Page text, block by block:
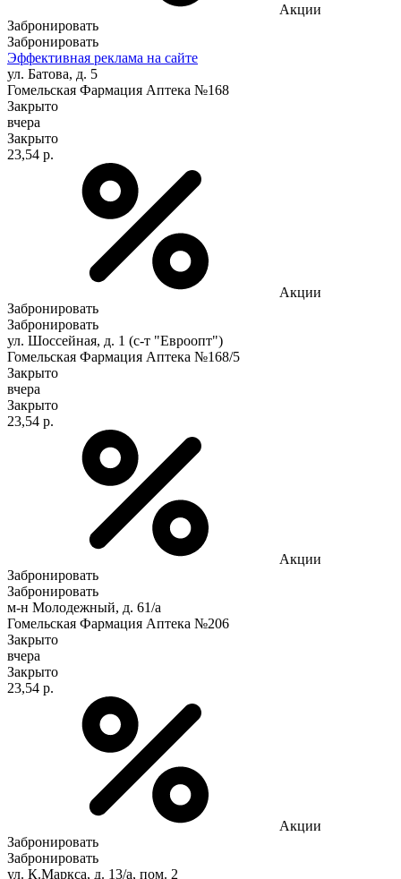
Акции
Забронировать
Забронировать
Эффективная реклама на сайте
ул. Батова, д. 5
Гомельская Фармация Аптека №168
Закрыто
вчера
Закрыто
23,54 р.
Акции
Забронировать
Забронировать
ул. Шоссейная, д. 1 (с-т "Евроопт")
Гомельская Фармация Аптека №168/5
Закрыто
вчера
Закрыто
23,54 р.
Акции
Забронировать
Забронировать
м-н Молодежный, д. 61/а
Гомельская Фармация Аптека №206
Закрыто
вчера
Закрыто
23,54 р.
Акции
Забронировать
Забронировать
ул. К.Маркса, д. 13/а, пом. 2